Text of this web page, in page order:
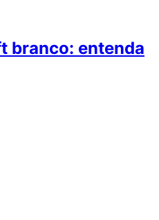
branco: entenda